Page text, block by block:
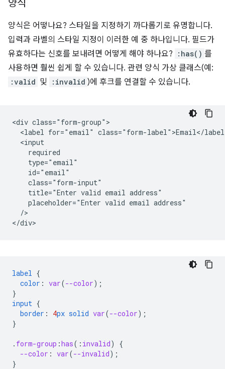
양식
양식은 어떻나요? 스타일을 지정하기 까다롭기로 유명합니다.
입력과 라벨의 스타일 지정이 이러한 예 중 하나입니다. 필드가
유효하다는 신호를 보내려면 어떻게 해야 하나요?
:has() 를
사용하면 훨씬 쉽게 할 수 있습니다. 관련 양식 가상 클래스(예:
:valid 및 :invalid )에 후크를 연결할 수 있습니다.
<div class="form-group">
<label for="email" class="form-label">Email</
  <input
    required
    type="email"
    id="email"
    class="form-input"
    title="Enter valid email address"
    placeholder="Enter valid email address"
  />
label {
color : var(--color);
}
input {
border : 4px solid var(--color);
}
. form-group :has( : invalid)
{
--color : var(--invalid);
}